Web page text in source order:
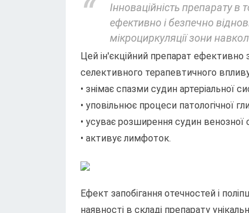
Інноваційність препарату
ефективно і безпечно
мікроциркуляції зони
Цей ін'єкційний препарат ефективно
селективного терапевтичного
• знімає спазми судин артеріальної
• уповільнює процеси патологічної
• усуває розширення судин венозної
• активує лимфоток.
Ефект запобігання отечностей і
наявності в складі препарату